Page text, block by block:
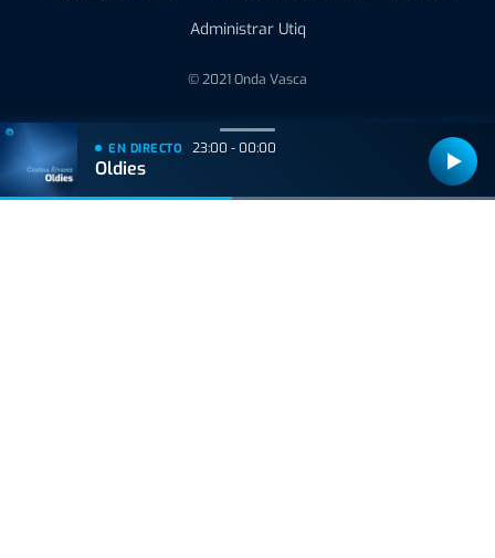
Administrar Utiq
© 2021 Onda Vasca
EN DIRECTO 23:00 - 00:00
Oldies